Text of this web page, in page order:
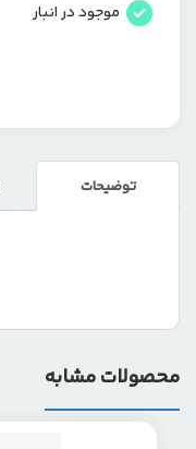
موجود در انبار
توضیحات
محصولات مشابه